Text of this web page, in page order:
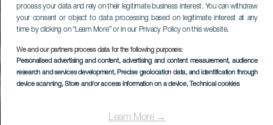
process your data and rely on their legitimate business interest. You can withdraw
your consent or object to data processing based on legitimate interest at any
time by clicking on “Learn More” or in our Privacy Policy on this website.
We and our partners process data for the following purposes:
Personalised advertising and content, advertising and content measurement, audience
research and services development, Precise geolocation data, and identification through
device scanning, Store and/or access information on a device, Technical cookies
Learn More →